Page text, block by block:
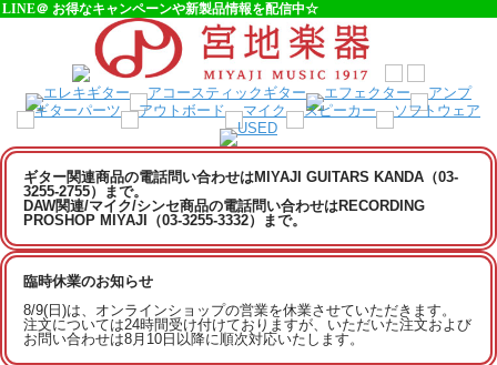
LINE＠ お得なキャンペーンや新製品情報を配信中☆
ギター関連商品の電話問い合わせはMIYAJI GUITARS KANDA（03-
3255-2755）まで。
DAW関連/マイク/シンセ商品の電話問い合わせはRECORDING
PROSHOP MIYAJI（03-3255-3332）まで。
臨時休業のお知らせ
8/9(日)は、オンラインショップの営業を休業させていただきます。
注文については24時間受け付けておりますが、いただいた注文および
お問い合わせは8月10日以降に順次対応いたします。